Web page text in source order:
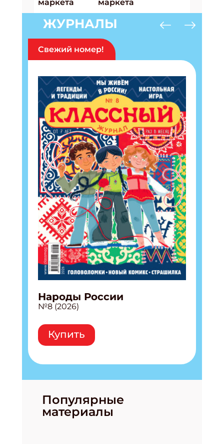
ЖУРНАЛЫ
Свежий номер!
Народы России
№8 (2026)
Купить
Популярные
материалы